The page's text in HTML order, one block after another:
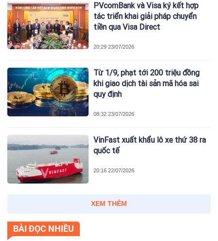
PVcomBank và Visa ký kết hợp
tác triển khai giải pháp chuyển
tiền qua Visa Direct
20:29 23/07/2026
Từ 1/9, phạt tới 200 triệu đồng
khi giao dịch tài sản mã hóa sai
quy định
08:32 23/07/2026
VinFast xuất khẩu lô xe thứ 38 ra
quốc tế
20:16 22/07/2026
XEM THÊM
BÀI ĐỌC NHIỀU